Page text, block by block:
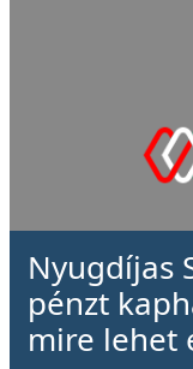
Nyugdíjas
pénzt
mire lehet